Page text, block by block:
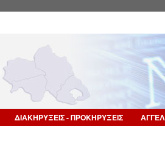
ΔΙΑΚΗΡΥΞΕΙΣ - ΠΡΟΚΗΡΥΞΕΙΣ